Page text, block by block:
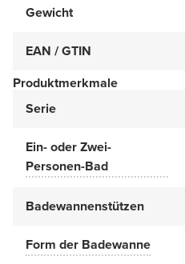
Gewicht
EAN / GTIN
Produktmerkmale
Serie
Ein- oder Zwei-
Personen-Bad
Badewannenstützen
Form der Badewanne